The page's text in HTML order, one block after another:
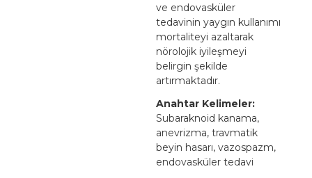
ve endovasküler
tedavinin yaygın kullanımı
mortaliteyi azaltarak
nörolojik iyileşmeyi
belirgin şekilde
artırmaktadır.
Anahtar Kelimeler:
Subaraknoid kanama,
anevrizma, travmatik
beyin hasarı, vazospazm,
endovasküler tedavi